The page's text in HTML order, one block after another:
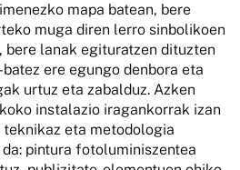
mapa batean, bere
muga diren lerro sinbolikoen
bere lanak egituratzen dituzten
ere egungo denbora eta
urtuz eta zabalduz. Azken
instalazio iragankorrak izan
eta metodologia
pintura fotoluminiszentea